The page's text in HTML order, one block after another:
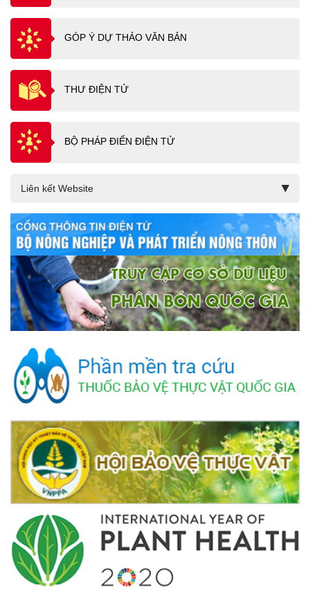
GÓP Ý DỰ THẢO VĂN BẢN
THƯ ĐIỆN TỬ
BỘ PHÁP ĐIỂN ĐIỆN TỬ